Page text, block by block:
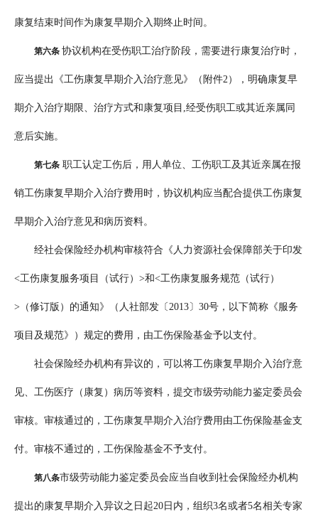
康复结束时间作为康复早期介入期终止时间。
第六条 协议机构在受伤职工治疗阶段，需要进行康复治疗时，
应当提出《工伤康复早期介入治疗意见》（附件2），明确康复早
期介入治疗期限、治疗方式和康复项目,经受伤职工或其近亲属同
意后实施。
第七条 职工认定工伤后，用人单位、工伤职工及其近亲属在报
销工伤康复早期介入治疗费用时，协议机构应当配合提供工伤康复
早期介入治疗意见和病历资料。
经社会保险经办机构审核符合《人力资源社会保障部关于印发
<工伤康复服务项目（试行）>和<工伤康复服务规范（试行）
>（修订版）的通知》（人社部发〔2013〕30号，以下简称《服务
项目及规范》）规定的费用，由工伤保险基金予以支付。
社会保险经办机构有异议的，可以将工伤康复早期介入治疗意
见、工伤医疗（康复）病历等资料，提交市级劳动能力鉴定委员会
审核。审核通过的，工伤康复早期介入治疗费用由工伤保险基金支
付。审核不通过的，工伤保险基金不予支付。
第八条市级劳动能力鉴定委员会应当自收到社会保险经办机构
提出的康复早期介入异议之日起20日内，组织3名或者5名相关专家